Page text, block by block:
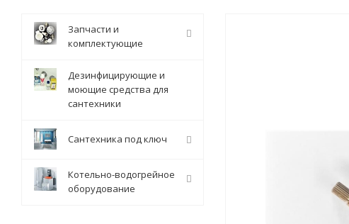
Запчасти и
комплектующие
Дезинфицирующие и
моющие средства для
сантехники
Сантехника под ключ
Котельно-водогрейное
оборудование